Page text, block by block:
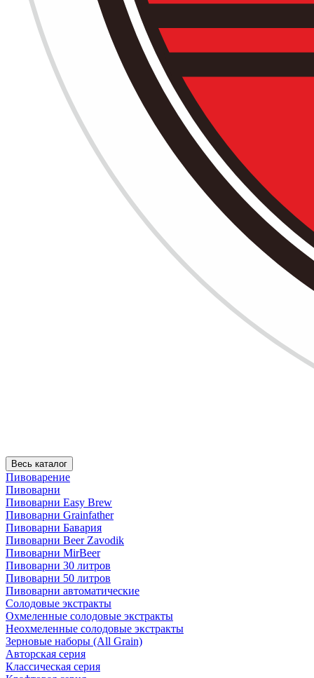
Весь каталог
Пивоварение
Пивоварни
Пивоварни Easy Brew
Пивоварни Grainfather
Пивоварни Бавария
Пивоварни Beer Zavodik
Пивоварни MirBeer
Пивоварни 30 литров
Пивоварни 50 литров
Пивоварни автоматические
Солодовые экстракты
Охмеленные солодовые экстракты
Неохмеленные солодовые экстракты
Зерновые наборы (All Grain)
Авторская серия
Классическая серия